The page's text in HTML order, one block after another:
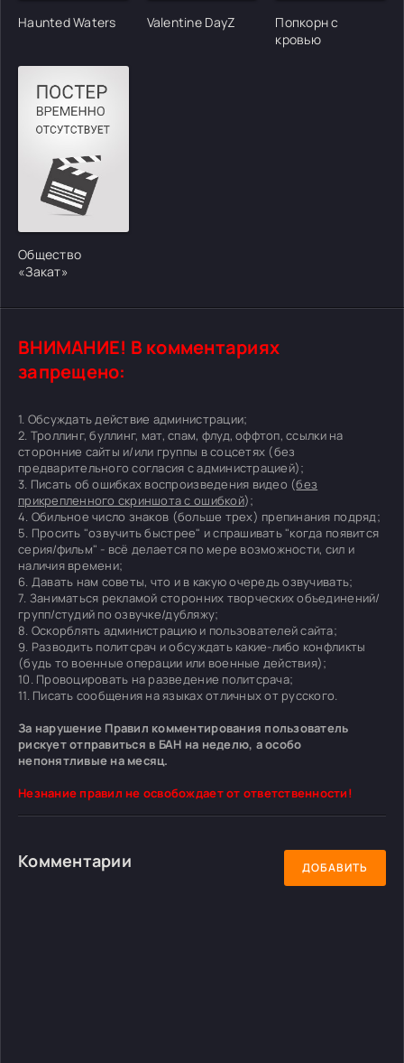
Haunted Waters Valentine DayZ
Попкорн с
кровью
Общество
«Закат»
ВНИМАНИЕ! В комментариях
запрещено:
1. Обсуждать действие администрации;
2. Троллинг, буллинг, мат, спам, флуд, оффтоп, ссылки на
сторонние сайты и/или группы в соцсетях (без
предварительного согласия с администрацией);
3. Писать об ошибках воспроизведения видео (без
прикрепленного скриншота с ошибкой);
4. Обильное число знаков (больше трех) препинания подряд;
5. Просить "озвучить быстрее" и спрашивать "когда появится
серия/фильм" - всё делается по мере возможности, сил и
наличия времени;
6. Давать нам советы, что и в какую очередь озвучивать;
7. Заниматься рекламой сторонних творческих объединений/
групп/студий по озвучке/дубляжу;
8. Оскорблять администрацию и пользователей сайта;
9. Разводить политсрач и обсуждать какие-либо конфликты
(будь то военные операции или военные действия);
10. Провоцировать на разведение политсрача;
11. Писать сообщения на языках отличных от русского.
За нарушение Правил комментирования пользователь
рискует отправиться в БАН на неделю, а особо
непонятливые на месяц.
Незнание правил не освобождает от ответственности!
Комментарии ДОБАВИТЬ